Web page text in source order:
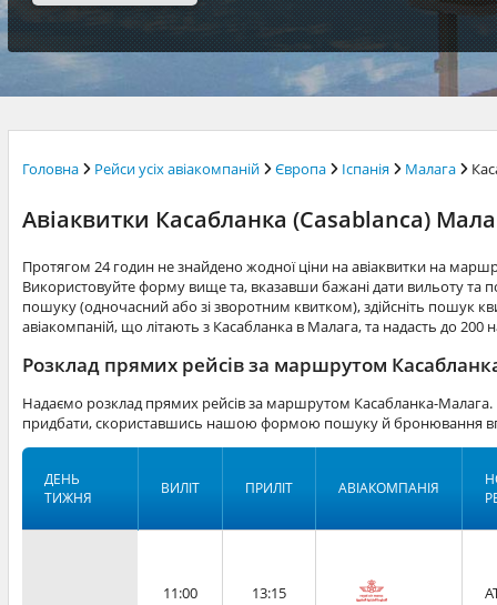
Головна Рейси усіх авіакомпаній Європа Іспанія Малага
Авіаквитки Касабланка (Casablanca)
Протягом 24 годин не знайдено жодної ціни на авіаквитки на
Використовуйте форму вище та, вказавши бажані дати вильоту та
пошуку (одночасний або зі зворотним квитком), здійсніть пошук
авіакомпаній, що літають з Касабланка в Малага, та надасть до
Розклад прямих рейсів за маршрутом
Надаємо розклад прямих рейсів за маршрутом Касабланка-
придбати, скориставшись нашою формою пошуку й бронювання
ДЕНЬ
ТИЖНЯ
ВИЛІТ ПРИЛІТ АВІАКОМПАНІЯ
11:00 13:15